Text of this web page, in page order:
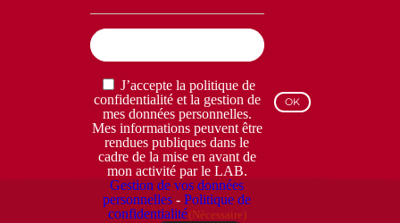
RGPD
(Nécessaire)
J’accepte la politique de
confidentialité et la gestion de
mes données personnelles.
Mes informations peuvent être
rendues publiques dans le
cadre de la mise en avant de
mon activité par le LAB.
Gestion de vos données
personnelles -Politique de
confidentialité(Nécessaire)